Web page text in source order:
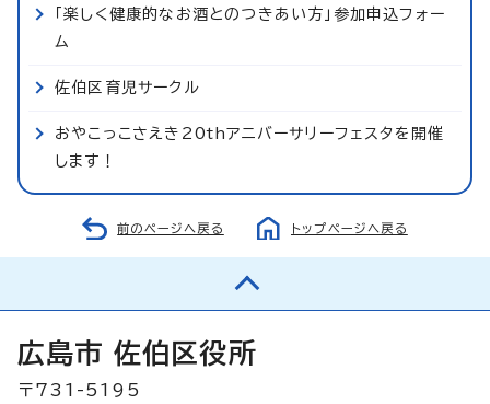
「楽しく健康的なお酒とのつきあい方」参加申込フォー
ム
佐伯区育児サークル
おやこっこさえき20thアニバーサリーフェスタを開催
します！
前のページへ戻る トップページへ戻る
広島市 佐伯区役所
〒731-5195